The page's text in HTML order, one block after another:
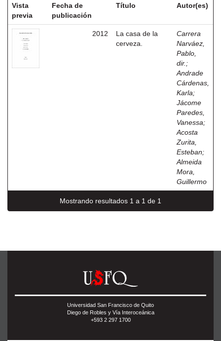
Vista
previa
Fecha de
publicación
Título Autor(es)
2012
La casa de la
cerveza.
Carrera
Narváez,
Pablo,
dir. ;
Andrade
Cárdenas,
Karla;
Jácome
Paredes,
Vanessa;
Acosta
Zurita,
Esteban;
Almeida
Mora,
Guillermo
Mostrando resultados 1 a 1 de 1
Universidad San Francisco de Quito
Diego de Robles y Vía Interoceánica
+593 2 297 1700